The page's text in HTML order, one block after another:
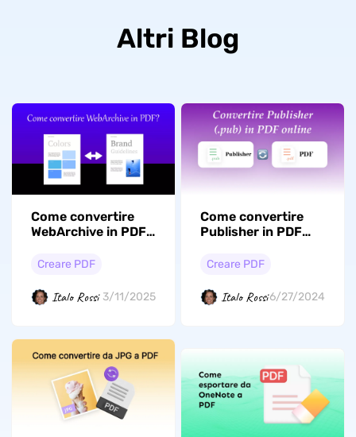
Altri Blog
Come convertire
WebArchive in PDF?
Creare PDF
Italo Rossi 3/11/2025
Come convertire
Publisher in PDF
Creare PDF
Italo Rossi6/27/2024